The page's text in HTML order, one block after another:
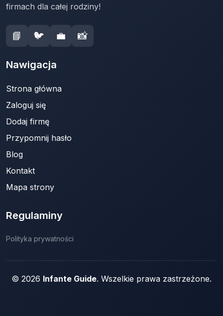
firmach dla całej rodziny!
📘 🐦 💼 📸
Nawigacja
Strona główna
Zaloguj się
Dodaj firmę
Przypomnij hasło
Blog
Kontakt
Mapa strony
Regulaminy
Polityka prywatności
© 2026 Infante Guide. Wszelkie prawa zastrzeżone.